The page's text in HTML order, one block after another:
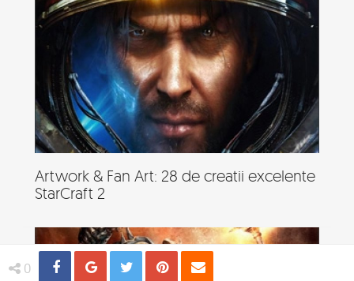
0 Share Distribuie
Tweet Pin
Artwork & Fan Art: 28 de creatii excelente
StarCraft 2